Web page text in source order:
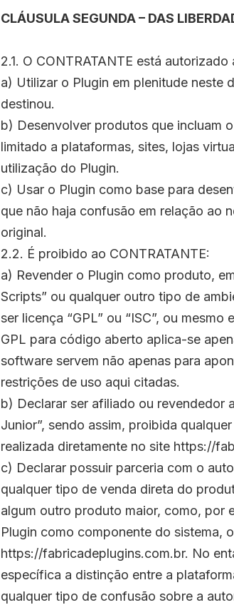
CLÁUSULA SEGUNDA – DAS
2.1. O CONTRATANTE está autorizado
a) Utilizar o Plugin em plenitude neste
destinou.
b) Desenvolver produtos que incluam
limitado a plataformas, sites, lojas
utilização do Plugin.
c) Usar o Plugin como base para
que não haja confusão em relação ao
original.
2.2. É proibido ao CONTRATANTE:
a) Revender o Plugin como produto,
Scripts” ou qualquer outro tipo de
ser licença “GPL” ou “ISC”, ou
GPL para código aberto aplica-se
software servem não apenas para
restrições de uso aqui citadas.
b) Declarar ser afiliado ou revendedor
Junior”, sendo assim, proibida
realizada diretamente no site https://
c) Declarar possuir parceria com o
qualquer tipo de venda direta do
algum outro produto maior, como, por
Plugin como componente do sistema,
https://fabricadeplugins.com.br. No
específica a distinção entre a
qualquer tipo de confusão sobre a